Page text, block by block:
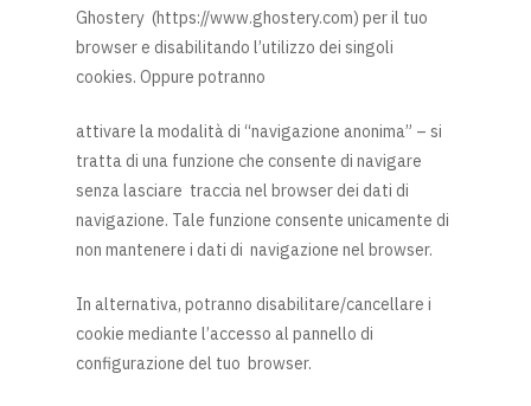
Ghostery (https://www.ghostery.com) per il tuo
browser e disabilitando l’utilizzo dei singoli
cookies. Oppure potranno
attivare la modalità di “navigazione anonima” – si
tratta di una funzione che consente di navigare
senza lasciare traccia nel browser dei dati di
navigazione. Tale funzione consente unicamente di
non mantenere i dati di navigazione nel browser.
In alternativa, potranno disabilitare/cancellare i
cookie mediante l’accesso al pannello di
configurazione del tuo browser.